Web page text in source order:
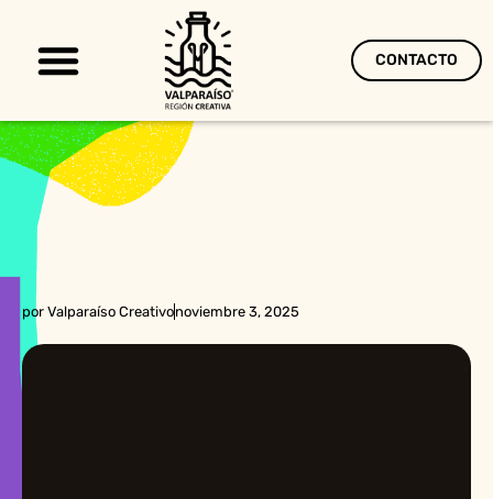
CONTACTO
por Valparaíso Creativonoviembre 3, 2025